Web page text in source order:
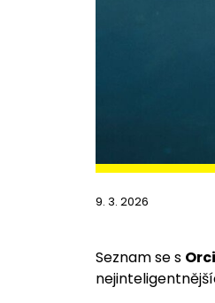
9. 3. 2026
Seznam se s